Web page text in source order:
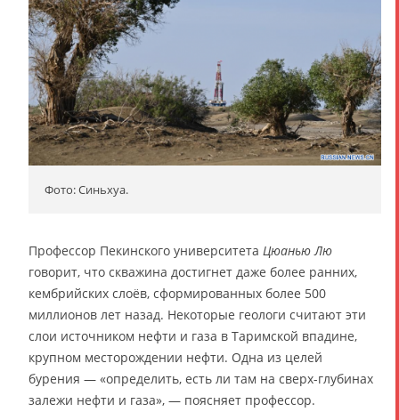
Фото: Синьхуа.
Профессор Пекинского университета Цюанью Лю
говорит, что скважина достигнет даже более ранних,
кембрийских слоёв, сформированных более 500
миллионов лет назад. Некоторые геологи считают эти
слои источником нефти и газа в Таримской впадине,
крупном месторождении нефти. Одна из целей
бурения — «определить, есть ли там на сверх-глубинах
залежи нефти и газа», — поясняет профессор.